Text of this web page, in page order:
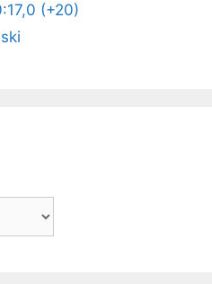
(+20)